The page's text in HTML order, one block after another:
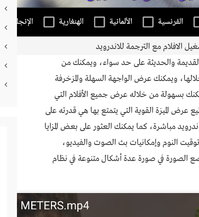
الافلام مع الترجمة للاندرويد
القديمة والحديثة على حد سواء، ويمكنك من
ويمكنك عرض الواجهة السهلة والمزخرفة
بسهولة من خلاله عرض جميع الأفلام التي
الميزة القوية التي يتمتع بها هي قدرته على
مباشرة، كما يمكنك العثور على بعض المزايا
النوم وإمكانيات بث الصوت والفيديو،
الصورة في صورة عدة أشكال متنوعة في نظام